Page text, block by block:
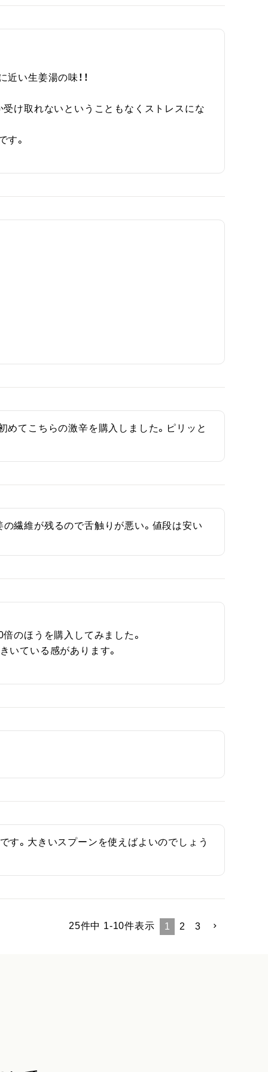
い生姜湯の味！！
受け取れないということもなくストレスにな
す。
めてこちらの激辛を購入しました。ピリッと
繊維が残るので舌触りが悪い。値段は安い
のほうを購入してみました。
いている感があります。
す。大きいスプーンを使えばよいのでしょう
25件中 1-10件表示 1 2 3